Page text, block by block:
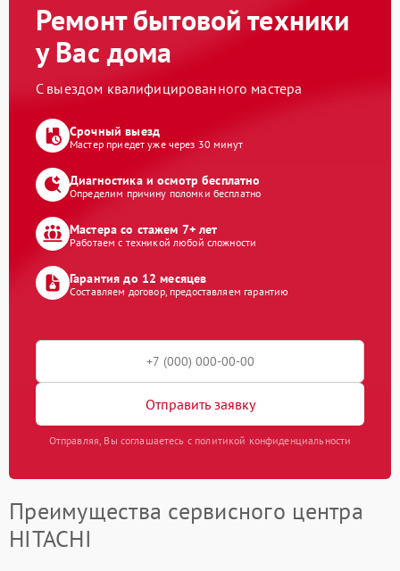
Ремонт бытовой техники
у Вас дома
С выездом квалифицированного мастера
Срочный выезд
Мастер приедет уже через 30 минут
Диагностика и осмотр бесплатно
Определим причину поломки бесплатно
Мастера со стажем 7+ лет
Работаем с техникой любой сложности
Гарантия до 12 месяцев
Составляем договор, предоставляем гарантию
Отправить заявку
Отправляя, Вы соглашаетесь с политикой конфиденциальности
Преимущества сервисного центра
HITACHI